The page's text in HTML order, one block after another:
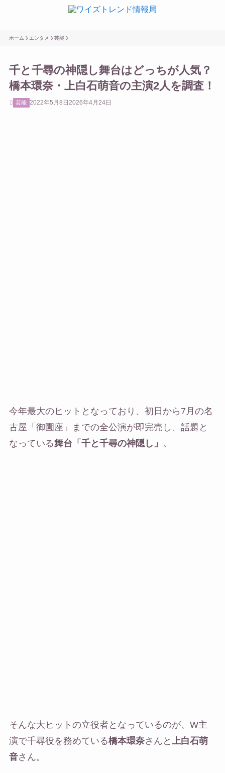
ホーム エンタメ 芸能
千と千尋の神隠し舞台はどっちが人気？
橋本環奈・上白石萌音の主演2人を調査！
芸能 2022年5月8日 2026年4月24日
今年最大のヒットとなっており、初日から7月の名
古屋「御園座」までの全公演が即完売し、話題と
なっている舞台「千と千尋の神隠し」 。
そんな大ヒットの立役者となっているのが、W主
演で千尋役を務めている橋本環奈さんと
上白石萌
音さん。